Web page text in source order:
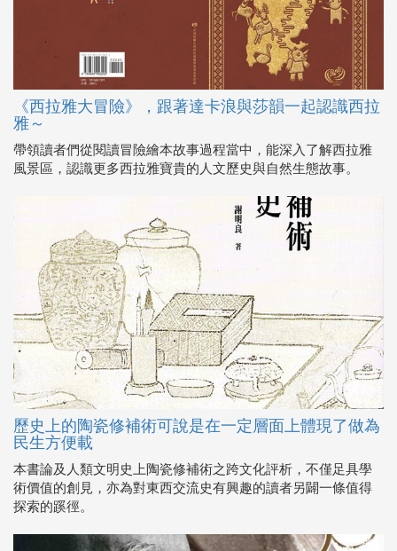
《西拉雅大冒險》，跟著達卡浪與莎韻一起認識西拉
雅～
帶領讀者們從閱讀冒險繪本故事過程當中，能深入了解西拉雅
風景區，認識更多西拉雅寶貴的人文歷史與自然生態故事。
歷史上的陶瓷修補術可說是在一定層面上體現了做為
民生方便載
本書論及人類文明史上陶瓷修補術之跨文化評析，不僅足具學
術價值的創見，亦為對東西交流史有興趣的讀者另闢一條值得
探索的蹊徑。